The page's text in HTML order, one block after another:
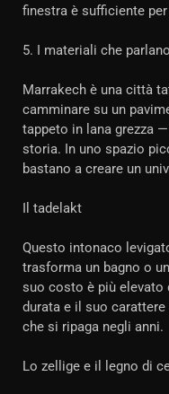
finestra è sufficiente
5. I materiali che parlano
Marrakech è una città
camminare su un
tappeto in lana grezza
storia. In uno spazio
bastano a creare un
Il tadelakt
Questo intonaco
trasforma un bagno o
suo costo è più elevato
durata e il suo
che si ripaga negli anni.
Lo zellige e il legno di